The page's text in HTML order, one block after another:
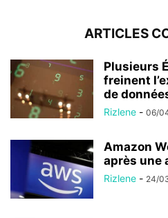
ARTICLES
Plusieurs
freinent
de
Rizlene - 06/
Amazon
après une
Rizlene - 24/